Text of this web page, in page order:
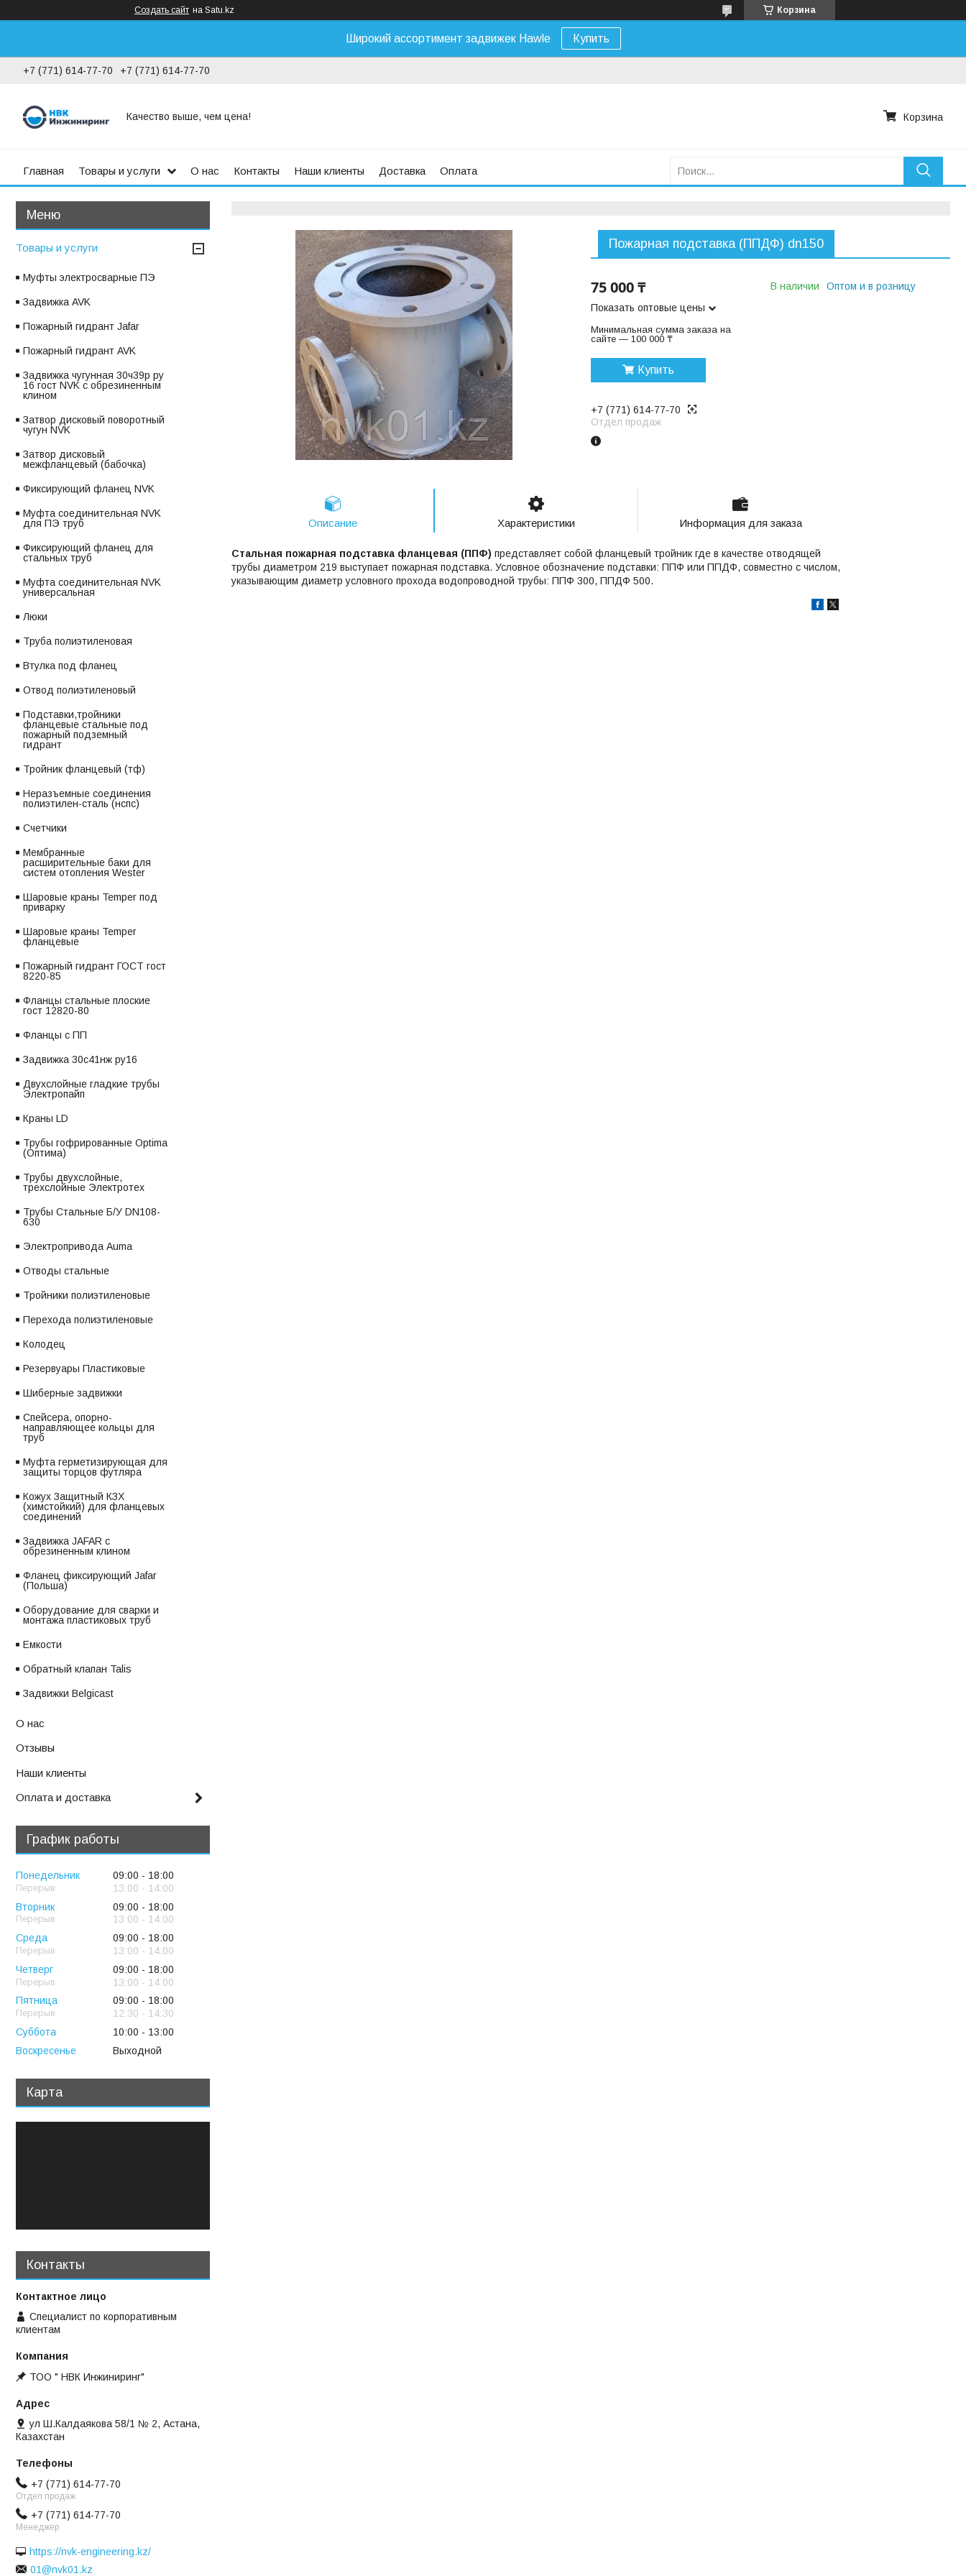
Создать сайт на Satu.kz Корзина
Широкий ассортимент задвижек Hawle Купить
+7 (771) 614-77-70 +7 (771) 614-77-70
Качество выше, чем цена! Корзина
Главная Товары и услуги О нас Контакты Наши клиенты Доставка Оплата
Пожарная подставка (ППДФ) dn150
75 000 ₸
Показать оптовые цены
Минимальная сумма заказа на
сайте — 100 000 ₸
В наличии Оптом и в розницу
Купить
+7 (771) 614-77-70
Отдел продаж
Описание Характеристики Информация для заказа
Стальная пожарная подставка фланцевая (ППФ) представляет собой фланцевый тройник где в качестве отводящей
трубы диаметром 219 выступает пожарная подставка. Условное обозначение подставки: ППФ или ППДФ, совместно с числом,
указывающим диаметр условного прохода водопроводной трубы: ППФ 300, ППДФ 500.
Товары и услуги
Муфты электросварные ПЭ
Задвижка AVK
Пожарный гидрант Jafar
Пожарный гидрант AVK
Задвижка чугунная 30ч39р ру
16 гост NVK с обрезиненным
клином
Затвор дисковый поворотный
чугун NVK
Затвор дисковый
межфланцевый (бабочка)
Фиксирующий фланец NVK
Муфта соединительная NVK
для ПЭ труб
Фиксирующий фланец для
стальных труб
Муфта соединительная NVK
универсальная
Люки
Труба полиэтиленовая
Втулка под фланец
Отвод полиэтиленовый
Подставки,тройники
фланцевые стальные под
пожарный подземный
гидрант
Тройник фланцевый (тф)
Неразъемные соединения
полиэтилен-сталь (нспс)
Счетчики
Мембранные
расширительные баки для
систем отопления Wester
Шаровые краны Temper под
приварку
Шаровые краны Temper
фланцевые
Пожарный гидрант ГОСТ гост
8220-85
Фланцы стальные плоские
гост 12820-80
Фланцы с ПП
Задвижка 30с41нж ру16
Двухслойные гладкие трубы
Электропайп
Краны LD
Трубы гофрированные Optima
(Оптима)
Трубы двухслойные,
трехслойные Электротех
Трубы Стальные Б/У DN108-
630
Электропривода Auma
Отводы стальные
Тройники полиэтиленовые
Перехода полиэтиленовые
Колодец
Резервуары Пластиковые
Шиберные задвижки
Спейсера, опорно-
направляющее кольцы для
труб
Муфта герметизирующая для
защиты торцов футляра
Кожух Защитный КЗХ
(химстойкий) для фланцевых
соединений
Задвижка JAFAR с
обрезиненным клином
Фланец фиксирующий Jafar
(Польша)
Оборудование для сварки и
монтажа пластиковых труб
Емкости
Обратный клапан Talis
Задвижки Belgicast
О нас
Отзывы
Наши клиенты
Оплата и доставка
График работы
Понедельник 09:00
18:00
13:00
14:00
Вторник
09:00
18:00
13:00
14:00
Среда
09:00
18:00
13:00
14:00
Четверг
09:00
18:00
13:00
14:00
Пятница
09:00
18:00
12:30
14:30
Суббота
10:00
13:00
Воскресенье
Выходной
Карта
Контакты
Специалист по корпоративным
клиентам
ТОО " НВК Инжиниринг"
ул Ш.Калдаякова 58/1 № 2, Астана,
Казахстан
+7 (771) 614-77-70
Отдел продаж
+7 (771) 614-77-70
Менеджер
https://nvk-engineering.kz/
01@nvk01.kz